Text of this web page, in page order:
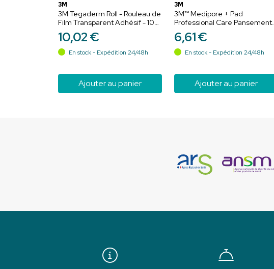
3M
3M Tegaderm Roll - Rouleau de
Film Transparent Adhésif - 10
cm x 2 m - Fixe les Compresses
- 1 unité
10,02€
En stock - Expédition 24/48h
Ajouter au panier
3M
3M™ Medipore + Pad
Professional Care Pansement
Adhésif Stérile 10 cm x 10 cm -
Boîte de 10
6,61€
En stock - Expédition 24/48h
Ajouter au panier